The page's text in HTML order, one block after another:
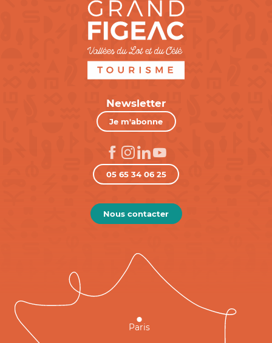
Newsletter
Je m'abonne
05 65 34 06 25
Nous contacter
Paris